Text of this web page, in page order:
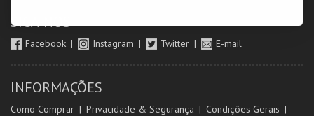
SIGA-NOS
Facebook Instagram Twitter E-mail
INFORMAÇÕES
Como Comprar Privacidade & Segurança
Condições Gerais